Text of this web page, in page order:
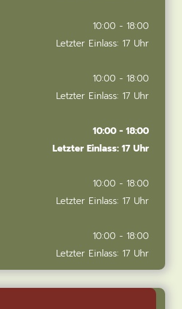
10:00 - 18:00
Letzter Einlass: 17 Uhr
10:00 - 18:00
Letzter Einlass: 17 Uhr
10:00 - 18:00
Letzter Einlass: 17 Uhr
10:00 - 18:00
Letzter Einlass: 17 Uhr
10:00 - 18:00
Letzter Einlass: 17 Uhr